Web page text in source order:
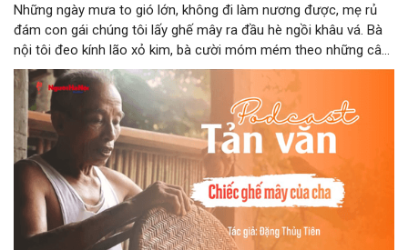
Những ngày mưa to gió lớn, không đi làm nương được, mẹ rủ
đám con gái chúng tôi lấy ghế mây ra đầu hè ngồi khâu vá. Bà
nội tôi đeo kính lão xỏ kim, bà cười móm mém theo những câu
chuyện kể tếu táo của đám trẻ chúng tôi. Chiếc ghế mây phát
ra âm thanh kin kít chịu đựng sức nặng cơ thể con người theo
những điệu cười khúc khích.